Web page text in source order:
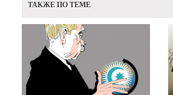
ТАКЖЕ ПО ТЕМЕ